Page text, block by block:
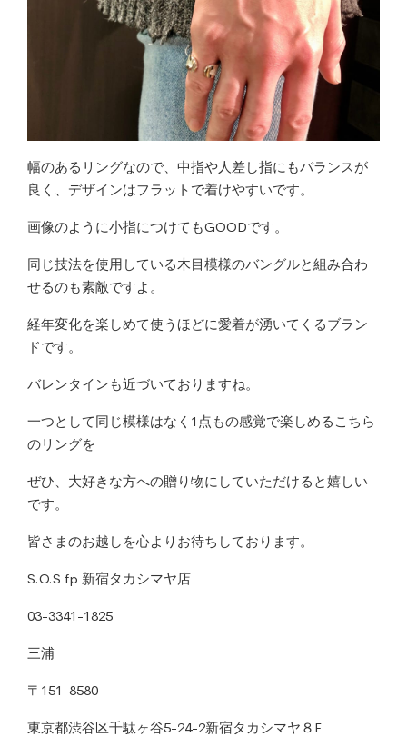
幅のあるリングなので、中指や人差し指にもバランスが
良く、デザインはフラットで着けやすいです。
画像のように小指につけてもGOODです。
同じ技法を使用している木目模様のバングルと組み合わ
せるのも素敵ですよ。
経年変化を楽しめて使うほどに愛着が湧いてくるブラン
ドです。
バレンタインも近づいておりますね。
一つとして同じ模様はなく1点もの感覚で楽しめるこちら
のリングを
ぜひ、大好きな方への贈り物にしていただけると嬉しい
です。
皆さまのお越しを心よりお待ちしております。
S.O.S fp 新宿タカシマヤ店
03-3341-1825
三浦
〒151-8580
東京都渋谷区千駄ヶ谷5-24-2新宿タカシマヤ８F